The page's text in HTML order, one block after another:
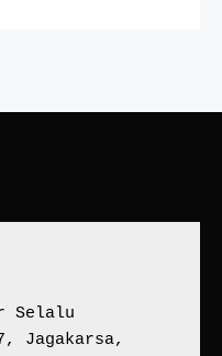
Selalu
Jagakarsa,